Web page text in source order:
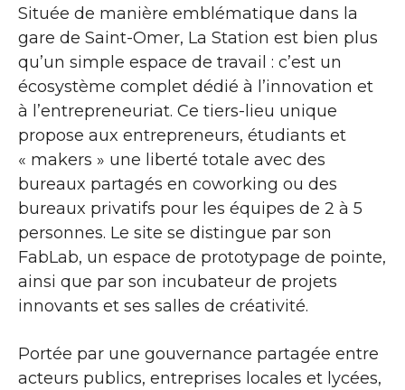
Située de manière emblématique dans la
gare de Saint-Omer, La Station est bien plus
qu’un simple espace de travail : c’est un
écosystème complet dédié à l’innovation et
à l’entrepreneuriat. Ce tiers-lieu unique
propose aux entrepreneurs, étudiants et
« makers » une liberté totale avec des
bureaux partagés en coworking ou des
bureaux privatifs pour les équipes de 2 à 5
personnes. Le site se distingue par son
FabLab, un espace de prototypage de pointe,
ainsi que par son incubateur de projets
innovants et ses salles de créativité.
Portée par une gouvernance partagée entre
acteurs publics, entreprises locales et lycées,